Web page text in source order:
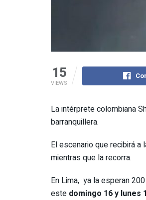
15
VIEWS
La intérprete colombiana
barranquillera.
El escenario que recibirá
mientras que la recorra.
En Lima, ya la esperan
este domingo 16 y lunes